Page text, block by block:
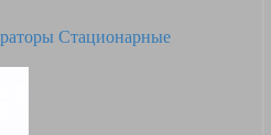
Стационарные